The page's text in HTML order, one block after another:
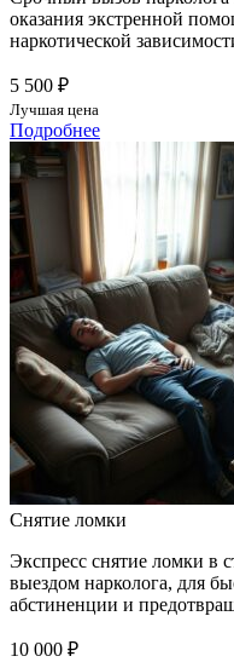
оказания экстренной
наркотической
5 500 ₽
Лучшая цена
Подробнее
Снятие ломки
Экспресс снятие ломки в
выездом нарколога, для
абстиненции и
10 000 ₽